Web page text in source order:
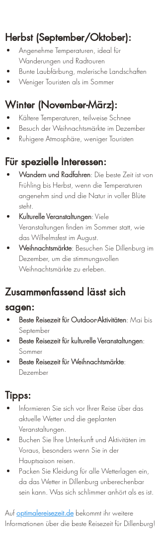
Herbst (September/Oktober):
Angenehme Temperaturen, ideal für
Wanderungen und Radtouren
Bunte Laubfärbung, malerische Landschaften
Weniger Touristen als im Sommer
Winter (November-März):
Kältere Temperaturen, teilweise Schnee
Besuch der Weihnachtsmärkte im Dezember
Ruhigere Atmosphäre, weniger Touristen
Für spezielle Interessen:
Wandern und Radfahren: Die beste Zeit ist von
Frühling bis Herbst, wenn die Temperaturen
angenehm sind und die Natur in voller Blüte
steht.
Kulturelle Veranstaltungen: Viele
Veranstaltungen finden im Sommer statt, wie
das Wilhelmsfest im August.
Weihnachtsmärkte: Besuchen Sie Dillenburg im
Dezember, um die stimmungsvollen
Weihnachtsmärkte zu erleben.
Zusammenfassend lässt sich
sagen:
Beste Reisezeit für Outdoor-Aktivitäten: Mai bis
September
Beste Reisezeit für kulturelle Veranstaltungen:
Sommer
Beste Reisezeit für Weihnachtsmärkte:
Dezember
Tipps:
Informieren Sie sich vor Ihrer Reise über das
aktuelle Wetter und die geplanten
Veranstaltungen.
Buchen Sie Ihre Unterkunft und Aktivitäten im
Voraus, besonders wenn Sie in der
Hauptsaison reisen.
Packen Sie Kleidung für alle Wetterlagen ein,
da das Wetter in Dillenburg unberechenbar
sein kann. Was sich schlimmer anhört als es ist.
Auf optimalereisezeit.de bekommt ihr weitere
Informationen über die beste Reisezeit für Dillenburg!